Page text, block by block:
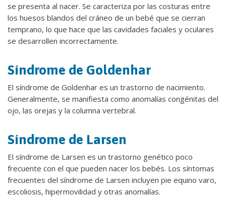
se presenta al nacer. Se caracteriza por las costuras entre
los huesos blandos del cráneo de un bebé que se cierran
temprano, lo que hace que las cavidades faciales y oculares
se desarrollen incorrectamente.
Síndrome de Goldenhar
El síndrome de Goldenhar es un trastorno de nacimiento.
Generalmente, se manifiesta como anomalías congénitas del
ojo, las orejas y la columna vertebral.
Síndrome de Larsen
El síndrome de Larsen es un trastorno genético poco
frecuente con el que pueden nacer los bebés. Los síntomas
frecuentes del síndrome de Larsen incluyen pie equino varo,
escoliosis, hipermovilidad y otras anomalías.